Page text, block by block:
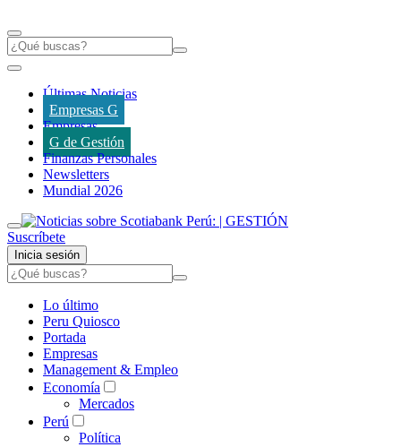
Últimas Noticias
Empresas G
Empresas
G de Gestión
Finanzas Personales
Newsletters
Mundial 2026
Suscríbete
Inicia sesión
Lo último
Peru Quiosco
Portada
Empresas
Management & Empleo
Economía
Mercados
Perú
Política